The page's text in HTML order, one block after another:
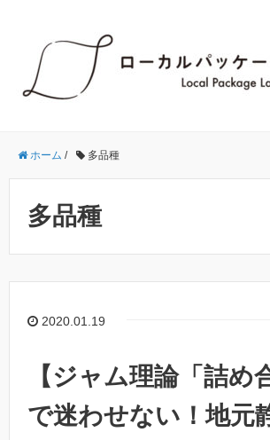
ホーム / 多品種
多品種
2020.01.19
【ジャム理論「詰め
で迷わせない！地元